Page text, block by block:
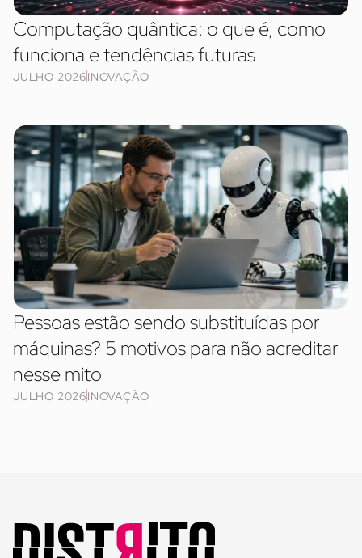
Computação quântica: o que é, como
funciona e tendências futuras
JULHO 2026INOVAÇÃO
Pessoas estão sendo substituídas por
máquinas? 5 motivos para não acreditar
nesse mito
JULHO 2026INOVAÇÃO